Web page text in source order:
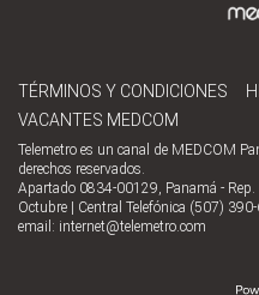
TÉRMINOS Y CONDICIONES
VACANTES MEDCOM
Telemetro es un canal de MEDCOM
derechos reservados.
Apartado 0834-00129, Panamá -
Octubre | Central Telefónica (507)
email: internet@telemetro.com